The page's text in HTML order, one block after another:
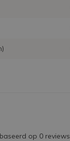
op 0 reviews